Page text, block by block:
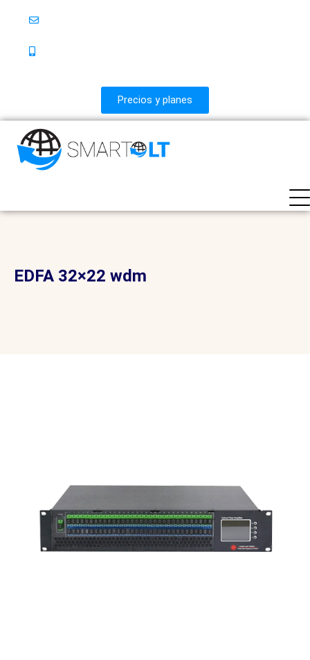
Precios y planes
EDFA 32×22 wdm